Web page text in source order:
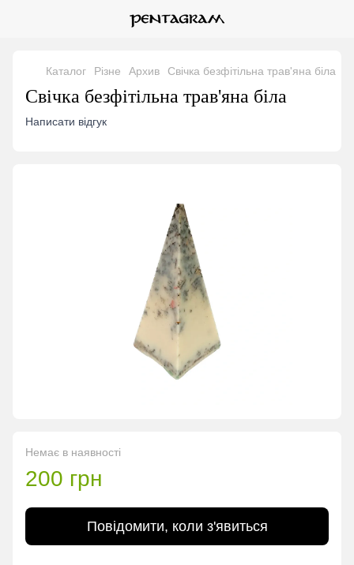
Каталог Різне Архив Свічка безфітільна трав'яна біла
Свічка безфітільна трав'яна біла
Написати відгук
Немає в наявності
200 грн
Повідомити, коли з'явиться